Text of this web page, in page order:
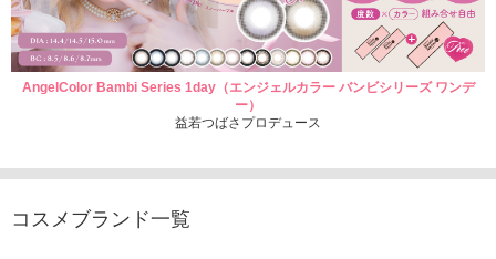
AngelColor Bambi Series 1day（エンジェルカラー バンビシリーズ ワンデ
ー）
益若つばさプロデュース
コスメブランド一覧